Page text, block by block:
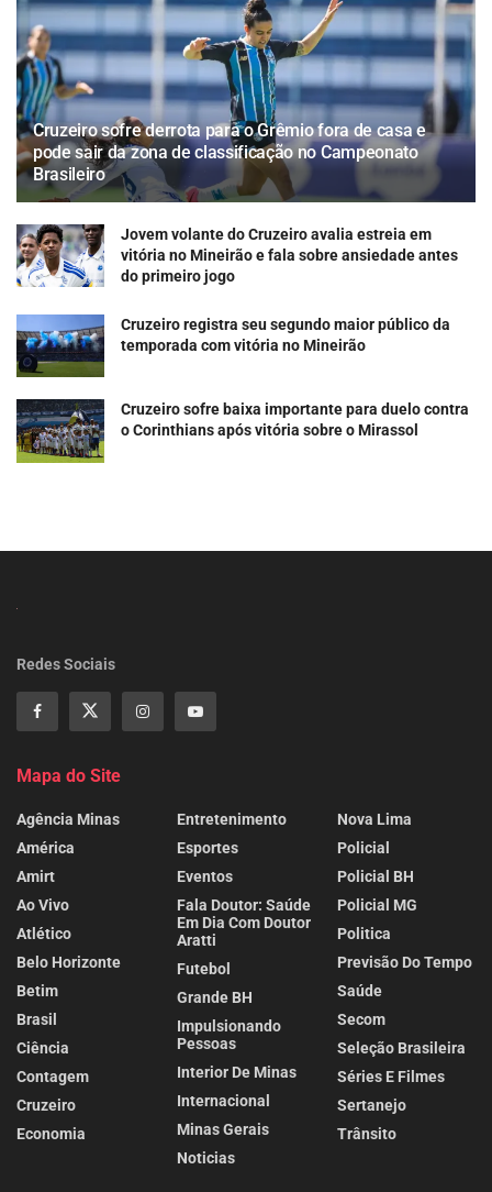
Cruzeiro sofre derrota para o Grêmio fora de casa e
pode sair da zona de classificação no Campeonato
Brasileiro
Jovem volante do Cruzeiro avalia estreia em
vitória no Mineirão e fala sobre ansiedade antes
do primeiro jogo
Cruzeiro registra seu segundo maior público da
temporada com vitória no Mineirão
Cruzeiro sofre baixa importante para duelo contra
o Corinthians após vitória sobre o Mirassol
Redes Sociais
Mapa do Site
Agência Minas
América
Amirt
Ao Vivo
Atlético
Belo Horizonte
Betim
Brasil
Ciência
Contagem
Cruzeiro
Economia
Entretenimento
Esportes
Eventos
Fala Doutor: Saúde
Em Dia Com Doutor
Aratti
Futebol
Grande BH
Impulsionando
Pessoas
Interior De Minas
Internacional
Minas Gerais
Noticias
Nova Lima
Policial
Policial BH
Policial MG
Politica
Previsão Do Tempo
Saúde
Secom
Seleção Brasileira
Séries E Filmes
Sertanejo
Trânsito